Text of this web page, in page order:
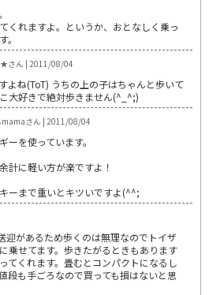
くれますよ。というか、おとなしく乗っ
。
さん | 2011/08/04
よね(ToT) うちの上の子はちゃんと歩いて
大好きで絶対歩きません(^_^;)
mamaさん | 2011/08/04
ーを使っています。
計に軽い方が楽ですよ！
ーまで重いとキツいですよ(^^;
迎があるため歩くのは無理なのでトイザ
乗せてます。歩きたがるときもあります
てくれます。畳むとコンパクトになるし
段も手ごろなので買っても損はないと思